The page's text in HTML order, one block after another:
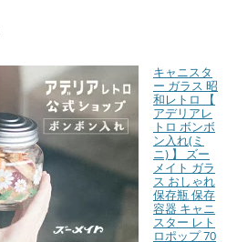
キャニスタ
ー ガラス 昭
和レトロ 【
アデリアレ
トロ ボンボ
ン入れ(ミ
ニ) 】 ズー
メイト ガラ
ス おしゃれ
保存瓶 保存
容器 キャニ
スター レト
ロポップ 70